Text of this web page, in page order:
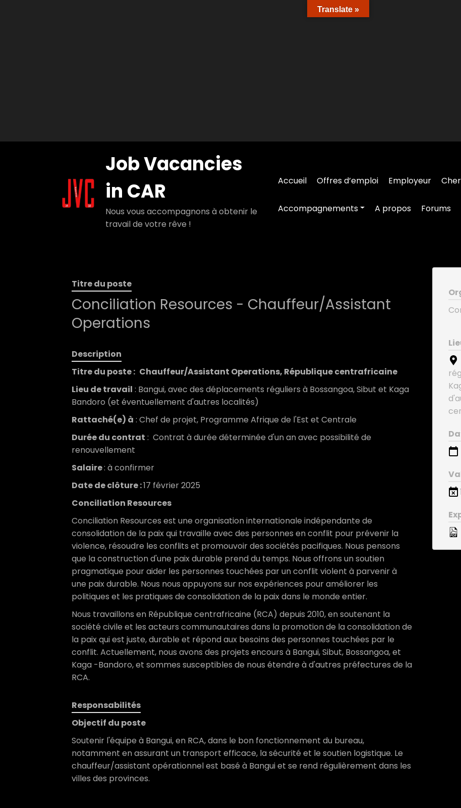
Job Vacancies
in CAR
Nous vous accompagnons à obtenir le
travail de votre rêve !
Accueil Offres d’emploi Employeur
Accompagnements A propos Forums
Titre du poste
Conciliation Resources - Chauffeur/Assistant
Operations
Description
Titre du poste : Chauffeur/Assistant Operations, République centrafricaine
Lieu de travail : Bangui, avec des déplacements réguliers à Bossangoa, Sibut et Kaga
Bandoro (et éventuellement d'autres localités)
Rattaché(e) à : Chef de projet, Programme Afrique de l'Est et Centrale
Durée du contrat : Contrat à durée déterminée d'un an avec possibilité de
renouvellement
Salaire: à confirmer
Date de clôture :17 février 2025
Conciliation Resources
Conciliation Resources est une organisation internationale indépendante de
consolidation de la paix qui travaille avec des personnes en conflit pour prévenir la
violence, résoudre les conflits et promouvoir des sociétés pacifiques. Nous pensons
que la construction d'une paix durable prend du temps. Nous offrons un soutien
pragmatique pour aider les personnes touchées par un conflit violent à parvenir à
une paix durable. Nous nous appuyons sur nos expériences pour améliorer les
politiques et les pratiques de consolidation de la paix dans le monde entier.
Nous travaillons en République centrafricaine (RCA) depuis 2010, en soutenant la
société civile et les acteurs communautaires dans la promotion de la consolidation de
la paix qui est juste, durable et répond aux besoins des personnes touchées par le
conflit. Actuellement, nous avons des projets encours à Bangui, Sibut, Bossangoa, et
Kaga -Bandoro, et sommes susceptibles de nous étendre à d'autres préfectures de la
RCA.
Responsabilités
Objectif du poste
Soutenir l'équipe à Bangui, en RCA, dans le bon fonctionnement du bureau,
notamment en assurant un transport efficace, la sécurité et le soutien logistique. Le
chauffeur/assistant opérationnel est basé à Bangui et se rend régulièrement dans les
villes des provinces.
Translate »